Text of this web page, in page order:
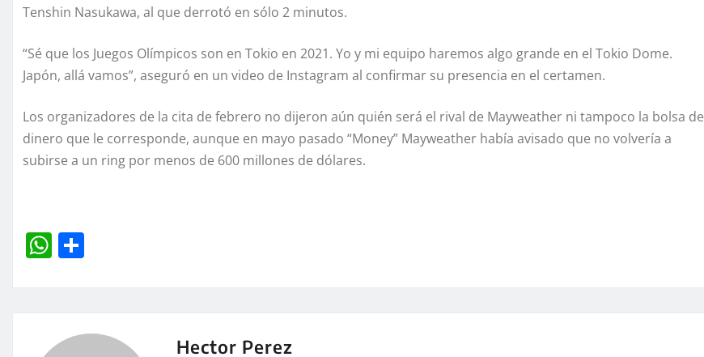
Tenshin Nasukawa, al que derrotó en sólo 2 minutos.
“Sé que los Juegos Olímpicos son en Tokio en 2021. Yo y mi equipo haremos algo grande en el Tokio Dome.
Japón, allá vamos”, aseguró en un video de Instagram al confirmar su presencia en el certamen.
Los organizadores de la cita de febrero no dijeron aún quién será el rival de Mayweather ni tampoco la bolsa de
dinero que le corresponde, aunque en mayo pasado “Money” Mayweather había avisado que no volvería a
subirse a un ring por menos de 600 millones de dólares.
W
A Hector Perez